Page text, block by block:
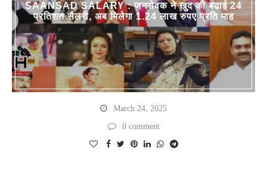
SAANSAD SALARY : जनसेवक ने खुद की बढाई 24
प्रतिशत सैलरी, अब मिलेगा 1.24 लाख रुपए प्रति माह
March 24, 2025
0 comment